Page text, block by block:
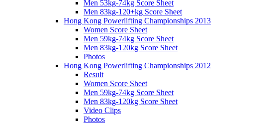
Men 53kg-74kg Score Sheet
Men 83kg-120+kg Score Sheet
Hong Kong Powerlifting Championships 2013
Women Score Sheet
Men 59kg-74kg Score Sheet
Men 83kg-120kg Score Sheet
Photos
Hong Kong Powerlifting Championships 2012
Result
Women Score Sheet
Men 59kg-74kg Score Sheet
Men 83kg-120kg Score Sheet
Video Clips
Photos